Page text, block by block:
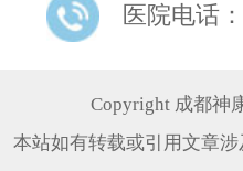
医院电话：
Copyright 成都神
本站如有转载或引用文章